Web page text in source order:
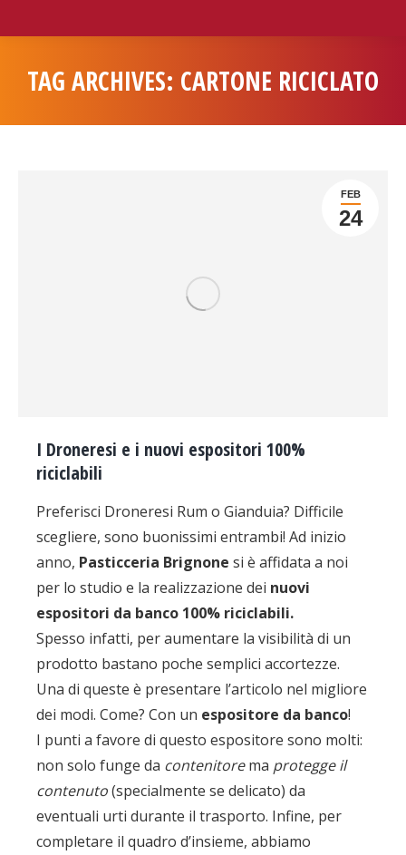
TAG ARCHIVES: CARTONE RICICLATO
FEB
24
I Droneresi e i nuovi espositori 100%
riciclabili
Preferisci Droneresi Rum o Gianduia? Difficile
scegliere, sono buonissimi entrambi! Ad inizio
anno, Pasticceria Brignone si è affidata a noi
per lo studio e la realizzazione dei nuovi
espositori da banco 100% riciclabili.
Spesso infatti, per aumentare la visibilità di un
prodotto bastano poche semplici accortezze.
Una di queste è presentare l’articolo nel migliore
dei modi. Come? Con un espositore da banco!
I punti a favore di questo espositore sono molti:
non solo funge da contenitorema protegge il
contenuto(specialmente se delicato) da
eventuali urti durante il trasporto. Infine, per
completare il quadro d’insieme, abbiamo